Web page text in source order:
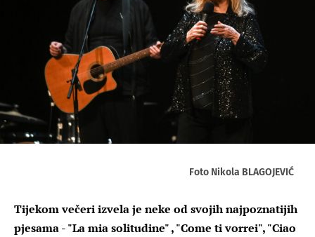
Foto Nikola BLAGOJEVIĆ
Tijekom večeri izvela je neke od svojih najpoznatijih
pjesama - "La mia solitudine" , "Come ti vorrei", "Ciao